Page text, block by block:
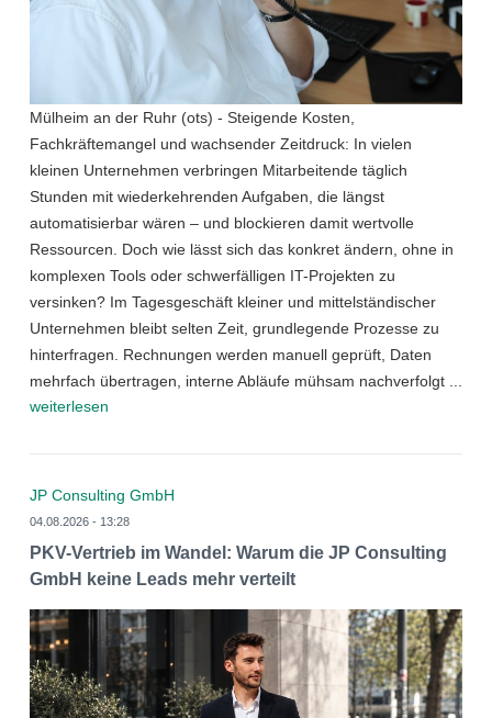
Mülheim an der Ruhr (ots) - Steigende Kosten,
Fachkräftemangel und wachsender Zeitdruck: In vielen
kleinen Unternehmen verbringen Mitarbeitende täglich
Stunden mit wiederkehrenden Aufgaben, die längst
automatisierbar wären – und blockieren damit wertvolle
Ressourcen. Doch wie lässt sich das konkret ändern, ohne in
komplexen Tools oder schwerfälligen IT-Projekten zu
versinken? Im Tagesgeschäft kleiner und mittelständischer
Unternehmen bleibt selten Zeit, grundlegende Prozesse zu
hinterfragen. Rechnungen werden manuell geprüft, Daten
mehrfach übertragen, interne Abläufe mühsam nachverfolgt ...
weiterlesen
JP Consulting GmbH
04.08.2026 - 13:28
PKV-Vertrieb im Wandel: Warum die JP Consulting
GmbH keine Leads mehr verteilt